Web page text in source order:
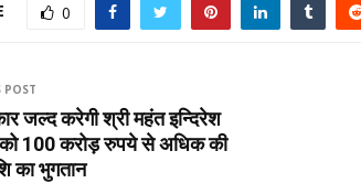
0
POST
जल्द करेगी श्री महंत इन्दिरेश
100 करोड़ रुपये से अधिक की
का भुगतान